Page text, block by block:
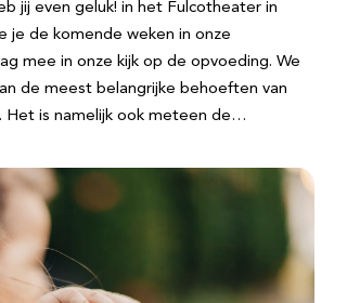
jij even geluk! in het Fulcotheater in
je de komende weken in onze
mee in onze kijk op de opvoeding. We
de meest belangrijke behoeften van
Het is namelijk ook meteen de…